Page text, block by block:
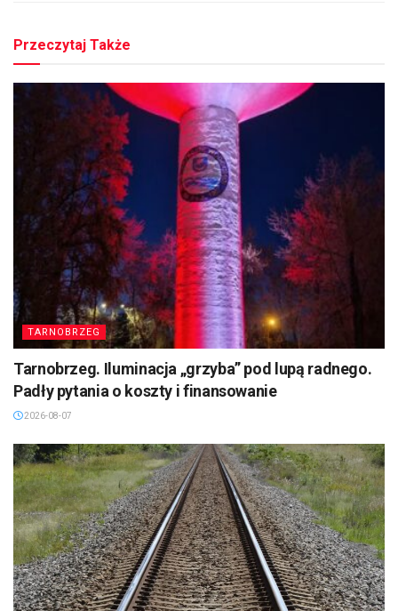
Przeczytaj Także
TARNOBRZEG
Tarnobrzeg. Iluminacja „grzyba” pod lupą radnego.
Padły pytania o koszty i finansowanie
2026-08-07